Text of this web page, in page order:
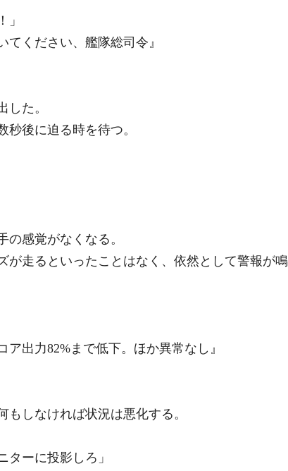
」
てください、艦隊総司令』
した。
後に迫る時を待つ。
の感覚がなくなる。
が走るといったことはなく、依然として警報が鳴
ア出力82%まで低下。ほか異常なし』
しなければ状況は悪化する。
ターに投影しろ」